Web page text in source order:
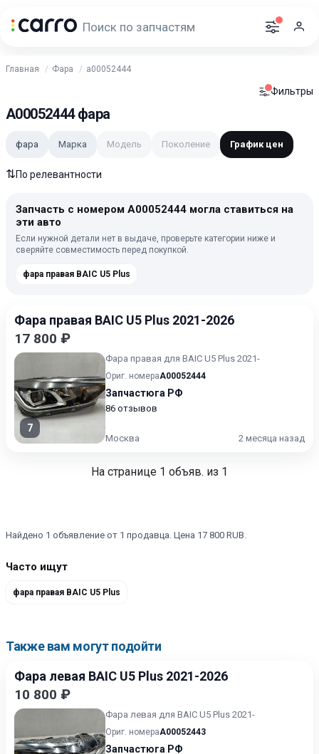
Главная Фара a00052444
Фильтры
A00052444 фара
фара Марка Модель Поколение График цен
⇅По релевантности
Запчасть с номером A00052444 могла ставиться на
эти авто
Если нужной детали нет в выдаче, проверьте категории ниже и
сверяйте совместимость перед покупкой.
фара правая BAIC U5 Plus
Фара правая BAIC U5 Plus 2021-2026
17 800 ₽
7
Фара правая для BAIC U5 Plus 2021-
Ориг. номераA00052444
Запчастюга РФ
86 отзывов
Москва 2 месяца назад
На странице 1 объяв. из 1
Найдено 1 объявление от 1 продавца. Цена 17 800 RUB.
Часто ищут
фара правая BAIC U5 Plus
Также вам могут подойти
Фара левая BAIC U5 Plus 2021-2026
10 800 ₽
Фара левая для BAIC U5 Plus 2021-
Ориг. номераA00052443
Запчастюга РФ